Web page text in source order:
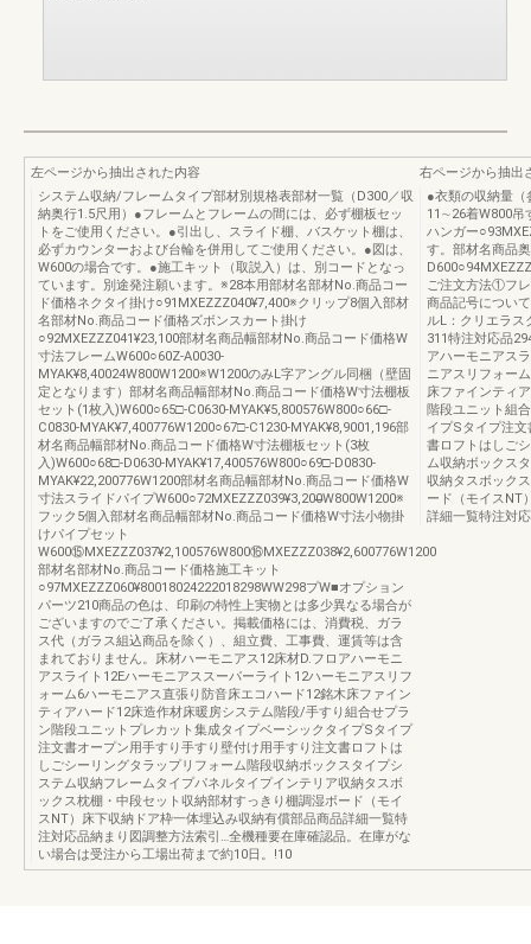
左ページから抽出された内容
システム収納/フレームタイプ部材別規格表部材一覧（D300／収
納奥行1.5尺用）●フレームとフレームの間には、必ず棚板セッ
トをご使用ください。●引出し、スライド棚、バスケット棚は、
必ずカウンターおよび台輪を併用してご使用ください。●図は、
W600の場合です。●施工キット（取説入）は、別コードとなっ
ています。別途発注願います。※28本用部材名部材No.商品コー
ド価格ネクタイ掛け○91MXEZZZ040¥7,400※クリップ8個入部材
名部材No.商品コード価格ズボンスカート掛け
○92MXEZZZ041¥23,100部材名商品幅部材No.商品コード価格W
寸法フレームW600○60Z-A0030-
MYAK¥8,40024W800W1200※W1200のみL字アングル同梱（壁固
定となります）部材名商品幅部材No.商品コード価格W寸法棚板
セット(1枚入)W600○65□-C0630-MYAK¥5,800576W800○66□-
C0830-MYAK¥7,400776W1200○67□-C1230-MYAK¥8,9001,196部
材名商品幅部材No.商品コード価格W寸法棚板セット(3枚
入)W600○68□-D0630-MYAK¥17,400576W800○69□-D0830-
MYAK¥22,200776W1200部材名商品幅部材No.商品コード価格W
寸法スライドパイプW600○72MXEZZZ039¥3,200̶̶W800W1200※
フック5個入部材名商品幅部材No.商品コード価格W寸法小物掛
けパイプセット
W600⑮MXEZZZ037¥2,100576W800⑯MXEZZZ038¥2,600776W1200
部材名部材No.商品コード価格施工キット
○97MXEZZZ060¥80018024222018298WW298プW■オプション
パーツ210商品の色は、印刷の特性上実物とは多少異なる場合が
ございますのでご了承ください。掲載価格には、消費税、ガラ
ス代（ガラス組込商品を除く）、組立費、工事費、運賃等は含
まれておりません。床材ハーモニアス12床材D.フロアハーモニ
アスライト12Eハーモニアススーパーライト12ハーモニアスリフ
ォーム6ハーモニアス直張り防音床エコハード12銘木床ファイン
ティアハード12床造作材床暖房システム階段/手すり組合せプラ
ン階段ユニットプレカット集成タイプベーシックタイプSタイプ
注文書オープン用手すり手すり壁付け用手すり注文書ロフトは
しごシーリングタラップリフォーム階段収納ボックスタイプシ
ステム収納フレームタイプパネルタイプインテリア収納タスボ
ックス枕棚・中段セット収納部材すっきり棚調湿ボード（モイ
スNT）床下収納ドア枠一体埋込み収納有償部品商品詳細一覧特
注対応品納まり図調整方法索引…全機種要在庫確認品。在庫がな
い場合は受注から工場出荷まで約10日。!10
右ページから抽出
●衣類の収納量
11∼26着W800吊
ハンガー
す。部材名商品
ご注文方法①フ
商品記号につい
ルL：クリエラス
311特注対応品
アハーモニアス
ニアスリフォー
床ファインティ
階段ユニット組
イプSタイプ注
書ロフトはしご
ム収納ボックス
収納タスボック
ード（モイスNT
詳細一覧特注対